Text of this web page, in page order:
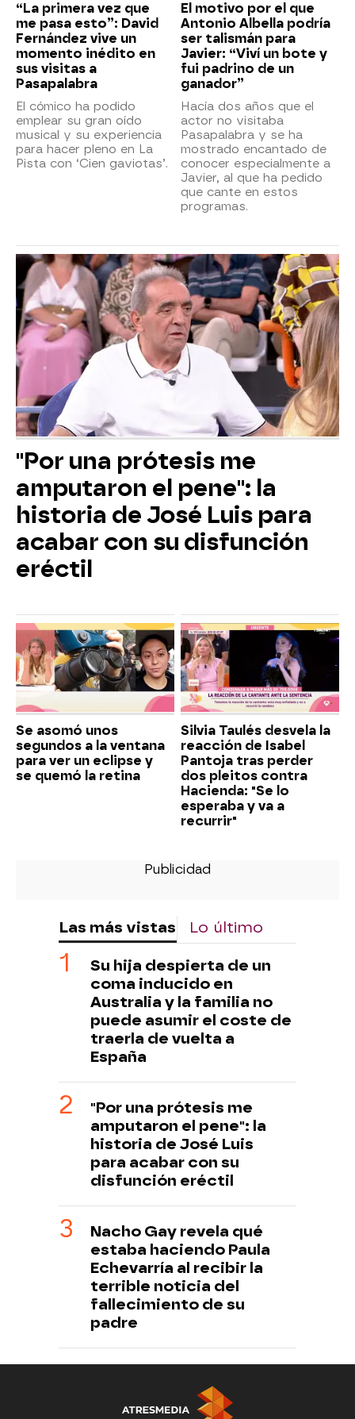
“La primera vez que
me pasa esto”: David
Fernández vive un
momento inédito en
sus visitas a
Pasapalabra
El cómico ha podido
emplear su gran oído
musical y su experiencia
para hacer pleno en La
Pista con ‘Cien gaviotas’.
El motivo por el que
Antonio Albella podría
ser talismán para
Javier: “Viví un bote y
fui padrino de un
ganador”
Hacía dos años que el
actor no visitaba
Pasapalabra y se ha
mostrado encantado de
conocer especialmente a
Javier, al que ha pedido
que cante en estos
programas.
"Por una prótesis me
amputaron el pene": la
historia de José Luis para
acabar con su disfunción
eréctil
Se asomó unos
segundos a la ventana
para ver un eclipse y
se quemó la retina
Silvia Taulés desvela la
reacción de Isabel
Pantoja tras perder
dos pleitos contra
Hacienda: "Se lo
esperaba y va a
recurrir"
Las más vistas Lo último
Su hija despierta de un
coma inducido en
Australia y la familia no
puede asumir el coste de
traerla de vuelta a
España
"Por una prótesis me
amputaron el pene": la
historia de José Luis
para acabar con su
disfunción eréctil
Nacho Gay revela qué
estaba haciendo Paula
Echevarría al recibir la
terrible noticia del
fallecimiento de su
padre